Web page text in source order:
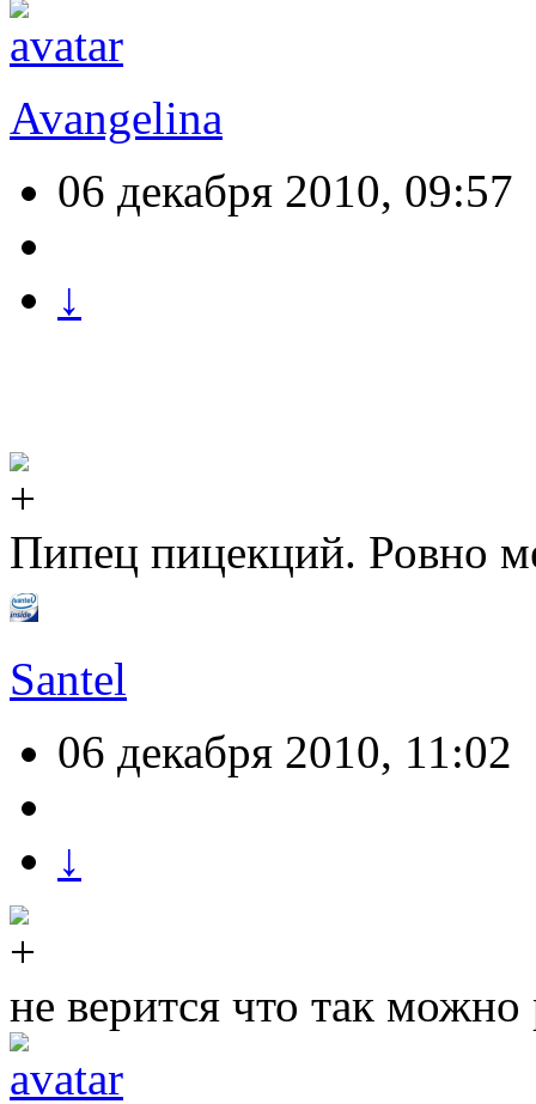
Avangelina
06 декабря 2010, 09:57
↓
Пипец пицекций. Ровно
Santel
06 декабря 2010, 11:02
↓
не верится что так